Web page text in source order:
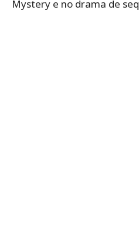
Mystery e no drama de